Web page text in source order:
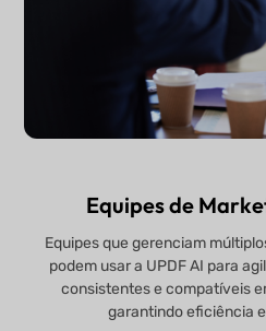
Equipes de
Equipes que gerenciam
podem usar a UPDF AI para
consistentes e compatíveis
garantindo eficiência